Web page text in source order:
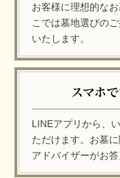
お客様に理想的な
こでは墓地選びの
いたします。
LINEアプリから、
ただけます。お墓
アドバイザーがお答